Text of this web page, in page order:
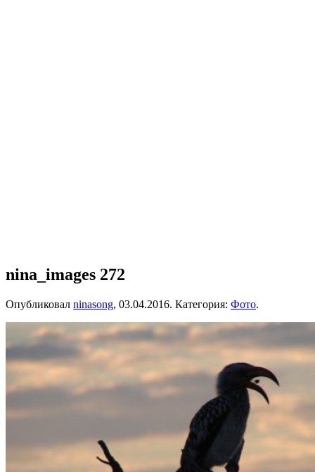
nina_images 272
Опубликовал ninasong, 03.04.2016. Категория: Фото.